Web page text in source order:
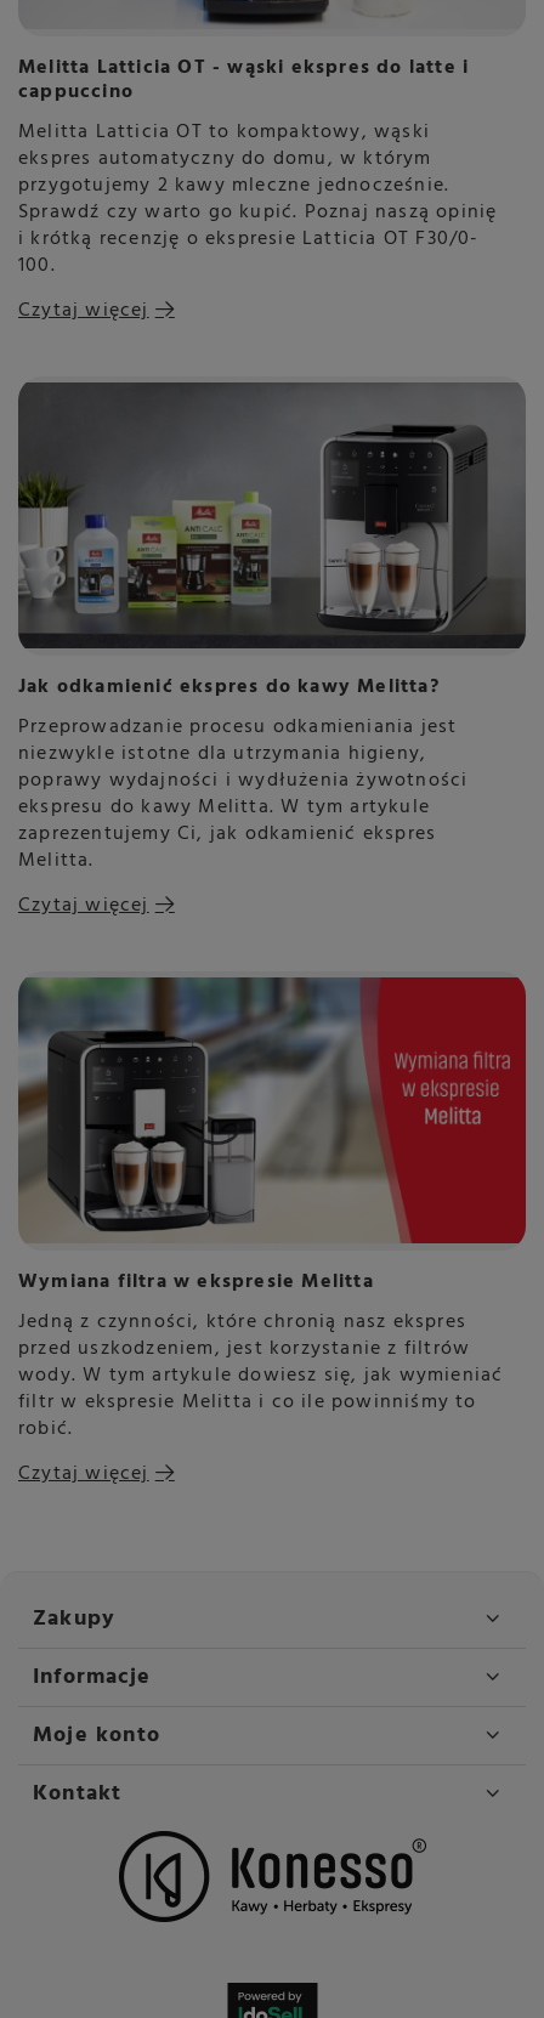
Melitta Latticia OT - wąski ekspres do latte i
cappuccino
Melitta Latticia OT to kompaktowy, wąski
ekspres automatyczny do domu, w którym
przygotujemy 2 kawy mleczne jednocześnie.
Sprawdź czy warto go kupić. Poznaj naszą opinię
i krótką recenzję o ekspresie Latticia OT F30/0-
100.
Czytaj więcej
Jak odkamienić ekspres do kawy Melitta?
Przeprowadzanie procesu odkamieniania jest
niezwykle istotne dla utrzymania higieny,
poprawy wydajności i wydłużenia żywotności
ekspresu do kawy Melitta. W tym artykule
zaprezentujemy Ci, jak odkamienić ekspres
Melitta.
Czytaj więcej
Wymiana filtra w ekspresie Melitta
Jedną z czynności, które chronią nasz ekspres
przed uszkodzeniem, jest korzystanie z filtrów
wody. W tym artykule dowiesz się, jak wymieniać
filtr w ekspresie Melitta i co ile powinniśmy to
robić.
Czytaj więcej
Zakupy
Informacje
Moje konto
Kontakt